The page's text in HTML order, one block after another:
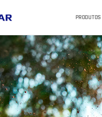
PRODUTOS